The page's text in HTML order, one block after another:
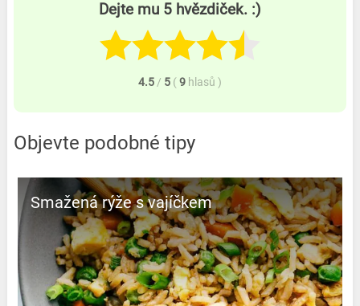
Dejte mu 5 hvězdiček. :)
4.5 / 5 (9 hlasů )
Objevte podobné tipy
Smažená rýže s vajíčkem